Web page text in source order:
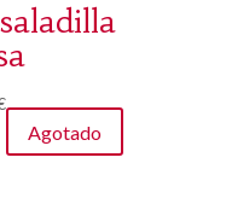
Agotado